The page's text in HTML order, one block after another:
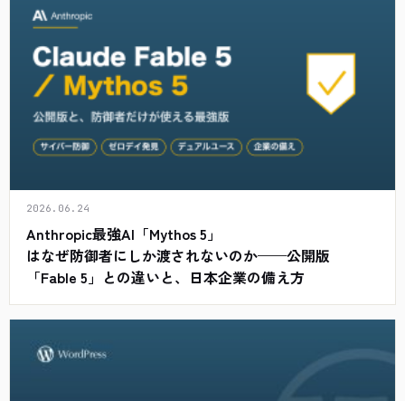
2026.06.24
Anthropic最強AI「Mythos 5」
はなぜ防御者にしか渡されないのか——公開版
「Fable 5」との違いと、日本企業の備え方